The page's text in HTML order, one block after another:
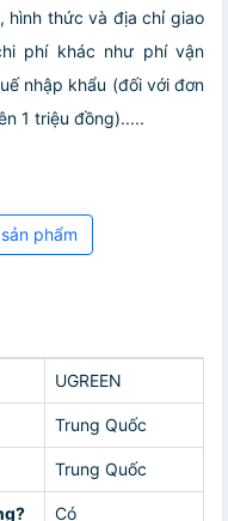
hình thức và địa chỉ giao
phí khác như phí vận
nhập khẩu (đối với đơn
1 triệu đồng).....
phẩm
UGREEN
Trung Quốc
Trung Quốc
Có